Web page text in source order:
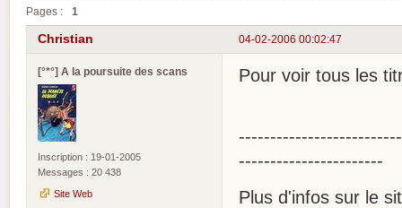
Pages : 1
04-02-2006 00:02:47
Christian
[°*°] A la poursuite des scans
Inscription : 19-01-2005
Messages : 20 438
Site Web
Pour voir tous les
-----------------------
Plus d'infos sur le